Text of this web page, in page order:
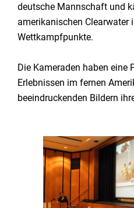
deutsche Mannschaft und
amerikanischen Clearwater
Wettkampfpunkte.
Die Kameraden haben eine
Erlebnissen im fernen
beeindruckenden Bildern